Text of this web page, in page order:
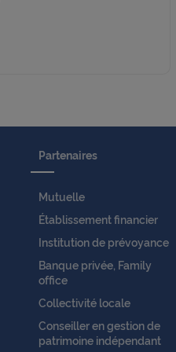
Partenaires
Mutuelle
Établissement financier
Institution de prévoyance
Banque privée, Family
office
Collectivité locale
Conseiller en gestion de
patrimoine indépendant